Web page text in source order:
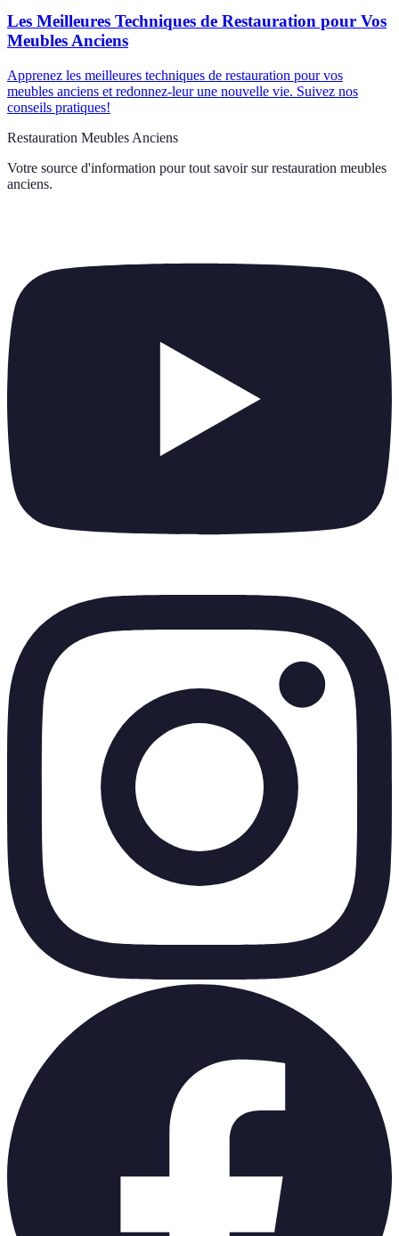
Les Meilleures Techniques de Restauration pour Vos
Meubles Anciens
Apprenez les meilleures techniques de restauration pour vos
meubles anciens et redonnez-leur une nouvelle vie. Suivez nos
conseils pratiques!
Restauration Meubles Anciens
Votre source d'information pour tout savoir sur restauration meubles
anciens.